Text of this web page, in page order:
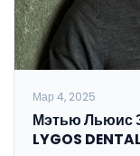
Мар 4, 2025
Мэтью Льюис
LYGOS DENTAL